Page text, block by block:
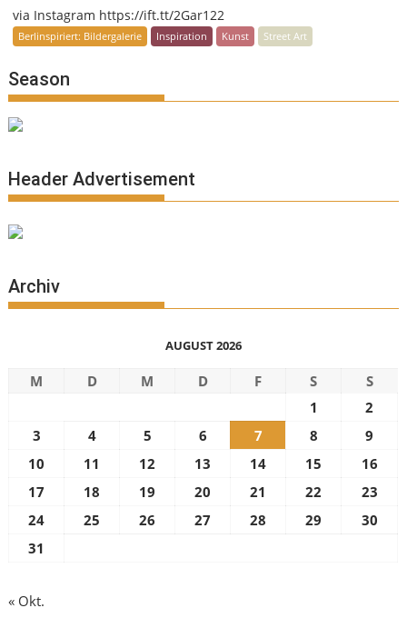
via Instagram https://ift.tt/2Gar122
Berlinspiriert: Bildergalerie Inspiration Kunst Street Art
Season
Header Advertisement
Archiv
AUGUST 2026
M D M D F S
S
1
2
3
4 5 6 7 8
9
10
11 12 13 14 15
16
17
18 19 20 21 22
23
24
25 26 27 28 29
30
31
« Okt.